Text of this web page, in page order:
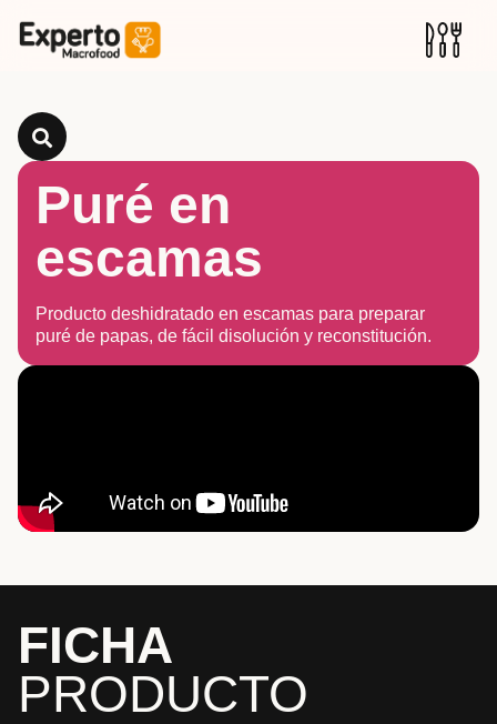
Puré en
escamas
Producto deshidratado en escamas para preparar
puré de papas, de fácil disolución y reconstitución.
FICHA
PRODUCTO